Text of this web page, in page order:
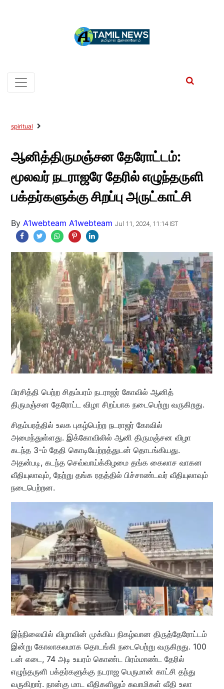
spiritual
ஆனித்திருமஞ்சன தேரோட்டம்:
மூலவர் நடராஜரே தேரில் எழுந்தருளி
பக்தர்களுக்கு சிறப்பு அருட்காட்சி
By A1webteam A1webteam Jul 11, 2024, 11:14 IST
பிரசித்தி பெற்ற சிதம்பரம் நடராஜர் கோவில் ஆனித்
திருமஞ்சன தேரோட்ட விழா சிறப்பாக நடைபெற்று வருகிறது.
சிதம்பரத்தில் உலக புகழ்பெற்ற நடராஜர் கோவில்
அமைந்துள்ளது. இக்கோவிலில் ஆனி திருமஞ்சன விழா
கடந்த 3-ம் தேதி கொடியேற்றத்துடன் தொடங்கியது.
அதன்படி, கடந்த செவ்வாய்க்கிழமை தங்க கைலாச வாகன
வீதியுலாவும், நேற்று தங்க ரதத்தில் பிச்சாண்டவர் வீதியுலாவும்
நடைபெற்றன.
இந்நிலையில் விழாவின் முக்கிய நிகழ்வான திருத்தேரோட்டம்
இன்று கோலாகலமாக தொடங்கி நடைபெற்று வருகிறது. 100
டன் எடை, 74 அடி உயரம் கொண்ட பிரம்மாண்ட தேரில்
எழுந்தருளி பக்தர்களுக்கு நடராஜ பெருமான் காட்சி தந்து
வருகிறார். நான்கு மாட வீதிகளிலும் சுவாமிகள் வீதி உலா